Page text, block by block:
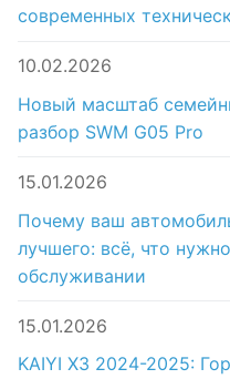
современных
10.02.2026
Новый масштаб
разбор SWM G05 Pro
15.01.2026
Почему ваш
лучшего: всё, что
обслуживании
15.01.2026
KAIYI X3 2024-2025: